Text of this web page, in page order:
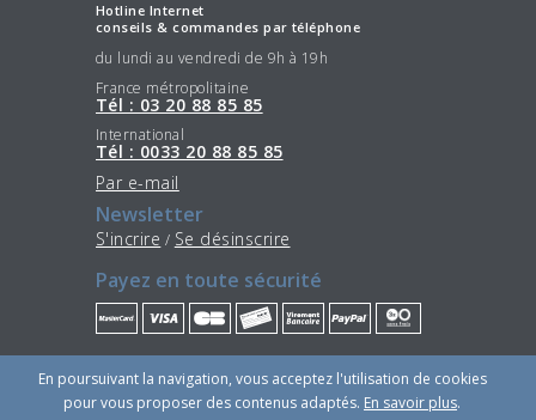
Hotline Internet
conseils & commandes par téléphone
du lundi au vendredi de 9h à 19h
France métropolitaine
Tél : 03 20 88 85 85
International
Tél : 0033 20 88 85 85
Par e-mail
Newsletter
S'incrire / Se désinscrire
Payez en toute sécurité
Restez connectés
En poursuivant la navigation, vous acceptez l'utilisation de cookies
pour vous proposer des contenus adaptés. En savoir plus.